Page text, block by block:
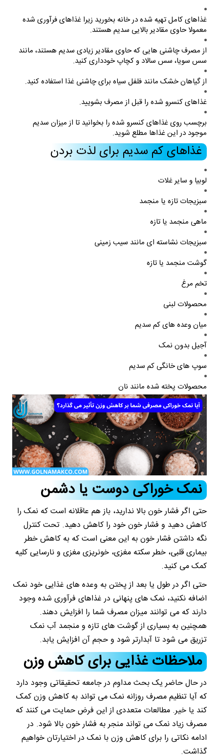
غذاهای کامل تهیه شده در خانه بخورید زیرا غذاهای فرآوری شده
معمولا حاوی مقادیر بالایی سدیم هستند.
از مصرف چاشنی هایی که حاوی مقادیر زیادی سدیم هستند، مانند
سس سویا، سس سالاد و کچاپ خودداری کنید.
از گیاهان خشک مانند فلفل سیاه برای چاشنی غذا استفاده کنید.
غذاهای کنسرو شده را قبل از مصرف بشویید.
برچسب روی غذاهای کنسرو شده را بخوانید تا از میزان سدیم
موجود در این غذاها مطلع شوید.
غذاهای کم سدیم برای لذت بردن
لوبیا و سایر غلات
سبزیجات تازه یا منجمد
ماهی منجمد یا تازه
سبزیجات نشاسته ای مانند سیب زمینی
گوشت منجمد یا تازه
تخم مرغ
محصولات لبنی
میان وعده های کم سدیم
آجیل بدون نمک
سوپ های خانگی کم سدیم
محصولات پخته شده مانند نان
نمک خوراکی دوست یا دشمن
حتی اگر فشار خون بالا ندارید، باز هم عاقلانه است که نمک را
کاهش دهید و فشار خون خود را کاهش دهید. تحت کنترل
نگه داشتن فشار خون به این معنی است که به کاهش خطر
بیماری قلبی، خطر سکته مغزی، خونریزی مغزی و نارسایی کلیه
کمک می کنید.
حتی اگر در طول یا بعد از پختن به وعده های غذایی خود نمک
اضافه نکنید، نمک های پنهانی در غذاهای فرآوری شده وجود
دارند که می توانند میزان مصرف شما را افزایش دهند.
همچنین به بسیاری از گوشت های تازه و منجمد آب نمک
تزریق می شود تا آبدارتر شود و حجم آن افزایش یابد.
ملاحظات غذایی برای کاهش وزن
در حال حاضر یک بحث مداوم در جامعه تحقیقاتی وجود دارد
که آیا تنظیم مصرف روزانه نمک می تواند به کاهش وزن کمک
کند یا خیر. مطالعات متعددی از این فرض حمایت می کنند که
مصرف زیاد نمک می تواند منجر به فشار خون بالا شود. در
ادامه نکاتی را برای کاهش وزن با نمک در اختیارتان خواهیم
گذاشت.